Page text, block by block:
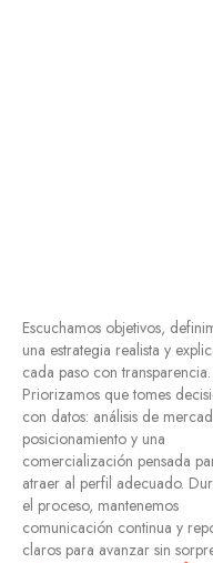
Escuchamos objetivos,
una estrategia realista y
cada paso con transparencia.
Priorizamos que tomes
con datos: análisis de
posicionamiento y una
comercialización pensada
atraer al perfil adecuado.
el proceso, mantenemos
comunicación continua y
claros para avanzar sin